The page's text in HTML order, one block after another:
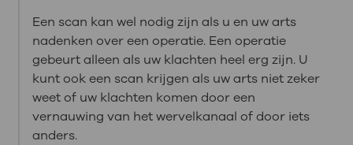
Een scan kan wel nodig zijn als u en uw arts
nadenken over een operatie. Een operatie
gebeurt alleen als uw klachten heel erg zijn. U
kunt ook een scan krijgen als uw arts niet zeker
weet of uw klachten komen door een
vernauwing van het wervelkanaal of door iets
anders.